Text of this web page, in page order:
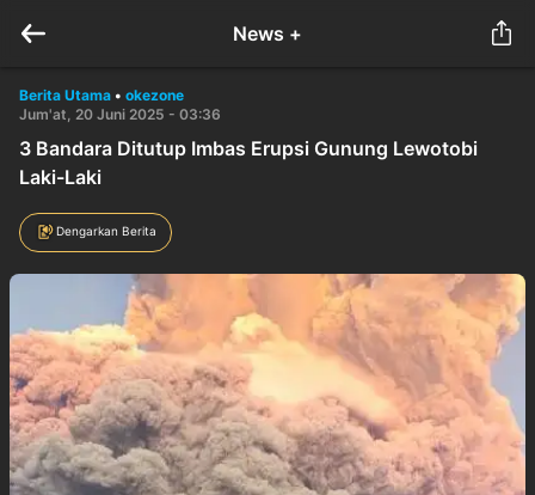
News +
Berita Utama • okezone
Jum'at, 20 Juni 2025 - 03:36
3 Bandara Ditutup Imbas Erupsi Gunung Lewotobi
Laki-Laki
Dengarkan Berita